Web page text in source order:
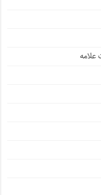
علامه